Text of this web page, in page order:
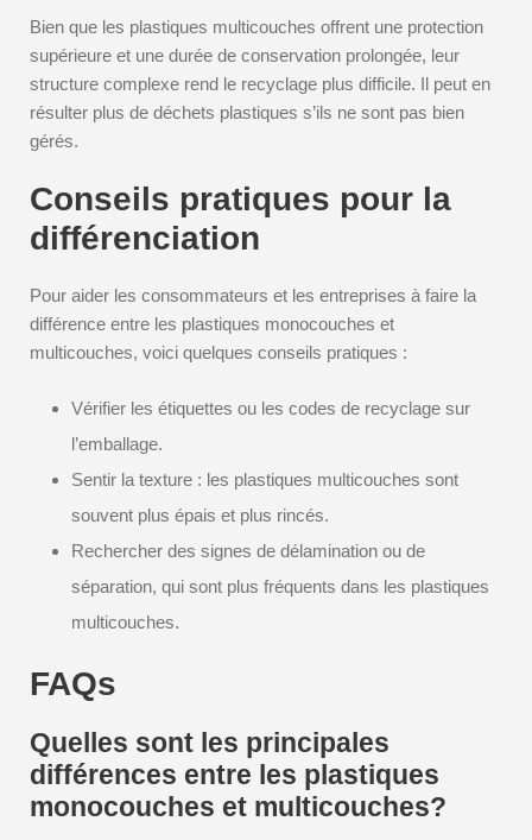
Bien que les plastiques multicouches offrent une protection
supérieure et une durée de conservation prolongée, leur
structure complexe rend le recyclage plus difficile. Il peut en
résulter plus de déchets plastiques s’ils ne sont pas bien
gérés.
Conseils pratiques pour la
différenciation
Pour aider les consommateurs et les entreprises à faire la
différence entre les plastiques monocouches et
multicouches, voici quelques conseils pratiques :
Vérifier les étiquettes ou les codes de recyclage sur
l’emballage.
Sentir la texture : les plastiques multicouches sont
souvent plus épais et plus rincés.
Rechercher des signes de délamination ou de
séparation, qui sont plus fréquents dans les plastiques
multicouches.
FAQs
Quelles sont les principales
différences entre les plastiques
monocouches et multicouches?